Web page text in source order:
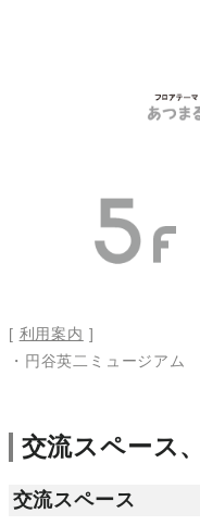
[ 利用案内 ]
・円谷英二ミュージアム
交流スペース
交流スペース